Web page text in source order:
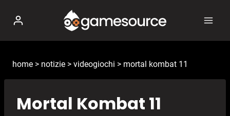
contenuto
home > notizie > videogiochi > mortal kombat 11
Mortal Kombat 11